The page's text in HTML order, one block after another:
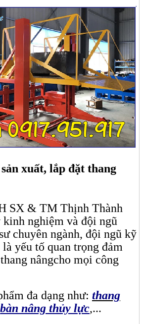
xuất, lắp đặt thang
SX & TM Thịnh Thành
kinh nghiệm và đội ngũ
chuyên ngành, đội ngũ kỹ
yếu tố quan trọng đảm
nângcho mọi công
đa dạng như: thang
bàn nâng thủy lực,...